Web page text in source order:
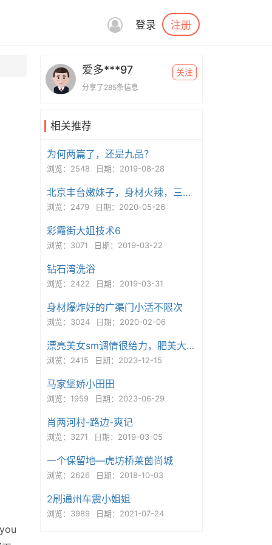
登录 注册
爱多***97
分享了285条信息
关注
相关推荐
为何两篇了，还是九品？
浏览：2548 日期：2019-08-28
北京丰台嫩妹子，身材火辣，三点粉，B紧水多，超值！
浏览：2479 日期：2020-05-26
彩霞街大姐技术6
浏览：3071 日期：2019-03-22
钻石湾洗浴
浏览：2422 日期：2019-03-31
身材爆炸好的广渠门小活不限次
浏览：3024 日期：2020-02-06
漂亮美女sm调情很给力，肥美大屁股
浏览：2415 日期：2023-12-15
马家堡娇小田田
浏览：1959 日期：2023-06-29
肖两河村-路边-爽记
浏览：3271 日期：2019-03-05
一个保留地—虎坊桥莱茵尚城
浏览：2626 日期：2018-10-03
2刷通州车震小姐姐
浏览：3989 日期：2021-07-24